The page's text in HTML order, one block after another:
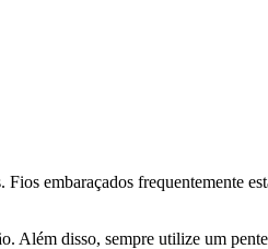
embaraçados frequentemente
Além disso, sempre utilize um